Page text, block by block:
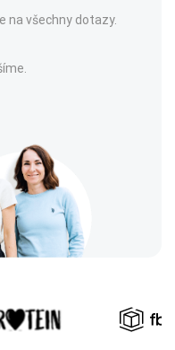
na všechny dotazy.